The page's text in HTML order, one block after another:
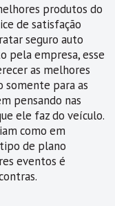
produtos do
de satisfação
seguro auto
pela empresa, esse
as melhores
somente para as
pensando nas
ele faz do veículo.
como em
de plano
eventos é